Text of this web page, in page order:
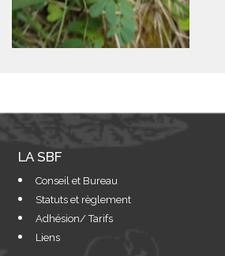
LA SBF
Conseil et Bureau
Statuts et règlement
Adhésion/ Tarifs
Liens